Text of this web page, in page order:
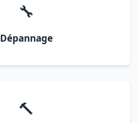
🔧
Dépannage
🔨